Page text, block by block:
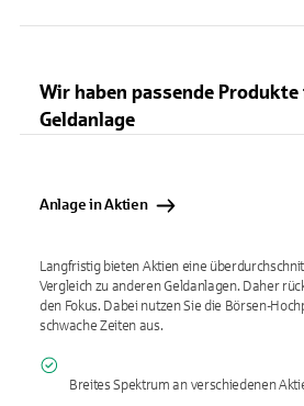
Wir haben passende
Geldanlage
Anlage in Aktien
Langfristig bieten Aktien eine
Vergleich zu anderen Geldanlagen. Daher
den Fokus. Dabei nutzen Sie die Börsen-
schwache Zeiten aus.
Breites Spektrum an verschiedenen